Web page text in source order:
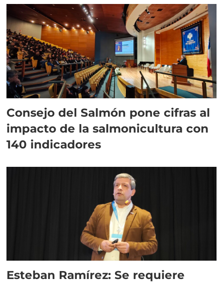
Consejo del Salmón pone cifras al
impacto de la salmonicultura con
140 indicadores
Esteban Ramírez: Se requiere